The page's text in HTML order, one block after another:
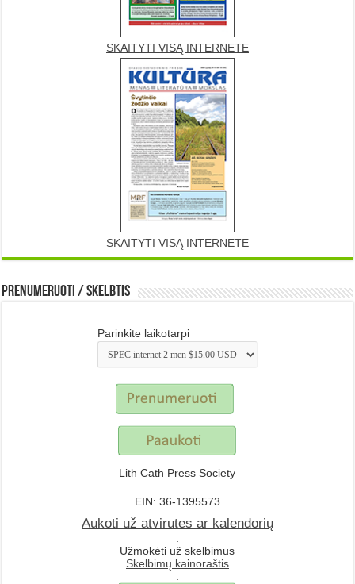
SKAITYTI VISĄ INTERNETE
SKAITYTI VISĄ INTERNETE
Prenumeruoti / Skelbtis
Parinkite laikotarpi
Lith Cath Press Society
EIN: 36-1395573
Aukoti už atvirutes ar kalendorių
.
Užmokėti už skelbimus
Skelbimų kainoraštis
.